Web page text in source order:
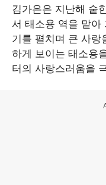
김가은은 지난해 숱
서 태소용 역을 맡아
기를 펼치며 큰 사랑
하게 보이는 태소용
터의 사랑스러움을